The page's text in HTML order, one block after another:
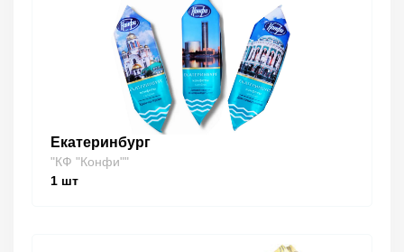
Екатеринбург
"КФ "Конфи""
1 шт